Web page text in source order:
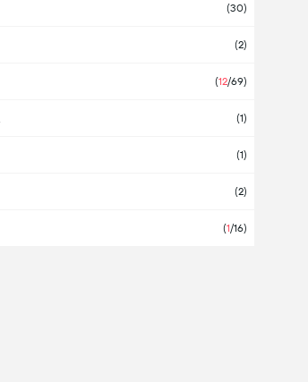
(30)
(2)
(12/69)
(1)
(1)
(2)
(1/16)